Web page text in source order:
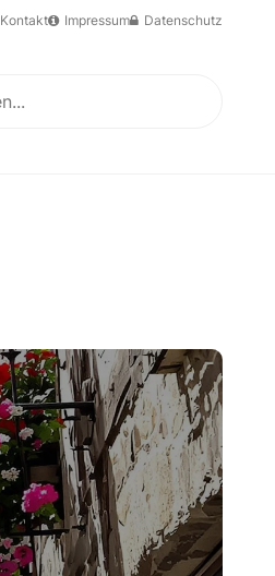
Kontakt Impressum Datenschutz